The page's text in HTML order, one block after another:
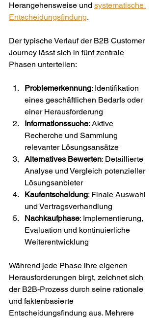
Herangehensweise und systematische
Entscheidungsfindung.
Der typische Verlauf der B2B Customer
Journey lässt sich in fünf zentrale
Phasen unterteilen:
Problemerkennung: Identifikation
eines geschäftlichen Bedarfs oder
einer Herausforderung
Informationssuche: Aktive
Recherche und Sammlung
relevanter Lösungsansätze
Alternatives Bewerten: Detaillierte
Analyse und Vergleich potenzieller
Lösungsanbieter
Kaufentscheidung: Finale Auswahl
und Vertragsverhandlung
Nachkaufphase: Implementierung,
Evaluation und kontinuierliche
Weiterentwicklung
Während jede Phase ihre eigenen
Herausforderungen birgt, zeichnet sich
der B2B-Prozess durch seine rationale
und faktenbasierte
Entscheidungsfindung aus. Mehrere